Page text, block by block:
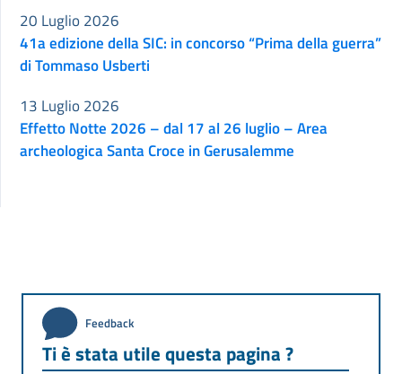
41a edizione della SIC: in concorso “Prima della guerra”
di Tommaso Usberti
20 Luglio 2026
Effetto Notte 2026 – dal 17 al 26 luglio – Area
archeologica Santa Croce in Gerusalemme
13 Luglio 2026
Feedback
Ti è stata utile questa pagina ?